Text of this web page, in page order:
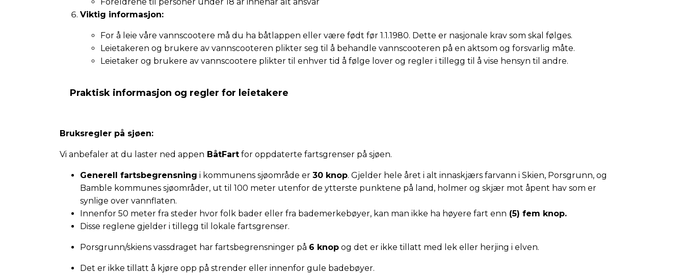
Viktig informasjon:
For å leie våre vannscootere må du ha båtlappen eller være født før 1.1.1980. Dette er nasjonale krav som skal følges.
Leietakeren og brukere av vannscooteren plikter seg til å behandle vannscooteren på en aktsom og forsvarlig måte.
Leietaker og brukere av vannscootere plikter til enhver tid å følge lover og regler i tillegg til å vise hensyn til andre.
Praktisk informasjon og regler for leietakere
Bruksregler på sjøen:
Vi anbefaler at du laster ned appen BåtFart for oppdaterte fartsgrenser på sjøen.
Generell fartsbegrensning i kommunens sjøområde er 30 knop. Gjelder hele året i alt innaskjærs farvann i Skien, Porsgrunn, og
Bamble kommunes sjøområder, ut til 100 meter utenfor de ytterste punktene på land, holmer og skjær mot åpent hav som er
synlige over vannflaten.
Innenfor 50 meter fra steder hvor folk bader eller fra bademerkebøyer, kan man ikke ha høyere fart enn (5) fem knop.
Disse reglene gjelder i tillegg til lokale fartsgrenser.
Porsgrunn/skiens vassdraget har fartsbegrensninger på 6 knop og det er ikke tillatt med lek eller herjing i elven.
Det er ikke tillatt å kjøre opp på strender eller innenfor gule badebøyer.